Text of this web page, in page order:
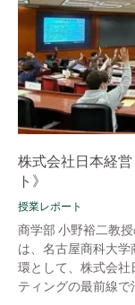
株式会社日本経
ト》
授業レポート
商学部 小野裕二教
は、名古屋商科大
環として、株式会
ティングの最前線で